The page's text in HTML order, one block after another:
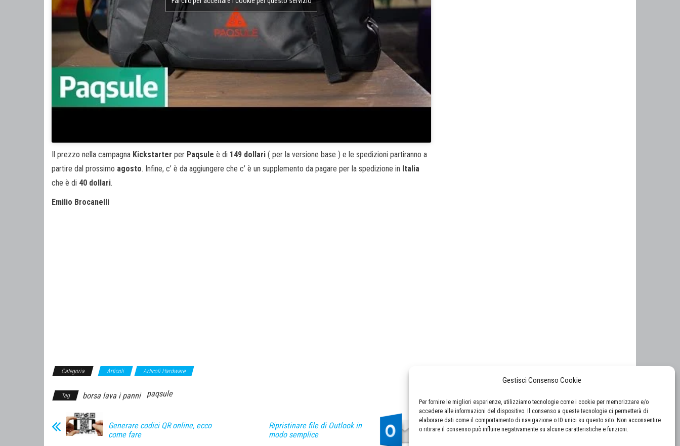
Gestisci Consenso Cookie
Per fornire le migliori esperienze, utilizziamo tecnologie come i cookie per memorizzare e/o
accedere alle informazioni del dispositivo. Il consenso a queste tecnologie ci permetterà di
elaborare dati come il comportamento di navigazione o ID unici su questo sito. Non acconsentire
o ritirare il consenso può influire negativamente su alcune caratteristiche e funzioni.
Il prezzo nella campagna Kickstarter per Paqsule è di 149 dollari ( per la versione base ) e le spedizioni partiranno a
partire dal prossimo agosto. Infine, c’ è da aggiungere che c’ è un supplemento da pagare per la spedizione in Italia
che è di 40 dollari.
Emilio Brocanelli
Categoria Articoli Articoli Hardware
Tag borsa lava i panni paqsule
Generare codici QR online, ecco
come fare
Ripristinare file di Outlook in
modo semplice